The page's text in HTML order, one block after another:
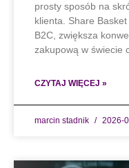
prosty sposób na
klienta. Share
B2C, zwiększa
zakupową w świecie
CZYTAJ WIĘCEJ »
marcin stadnik 2026-